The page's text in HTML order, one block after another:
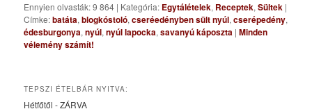
Ennyien olvasták: 9 864 | Kategória: Egytálételek, Receptek,Sültek |
Címke:batáta,blogkóstoló,cseréedényben sült nyúl,cserépedény,
édesburgonya,nyúl,nyúl lapocka,savanyú káposzta |Minden
vélemény számít!
TEPSZI ÉTELBÁR NYITVA:
Hétfőtől - ZÁRVA